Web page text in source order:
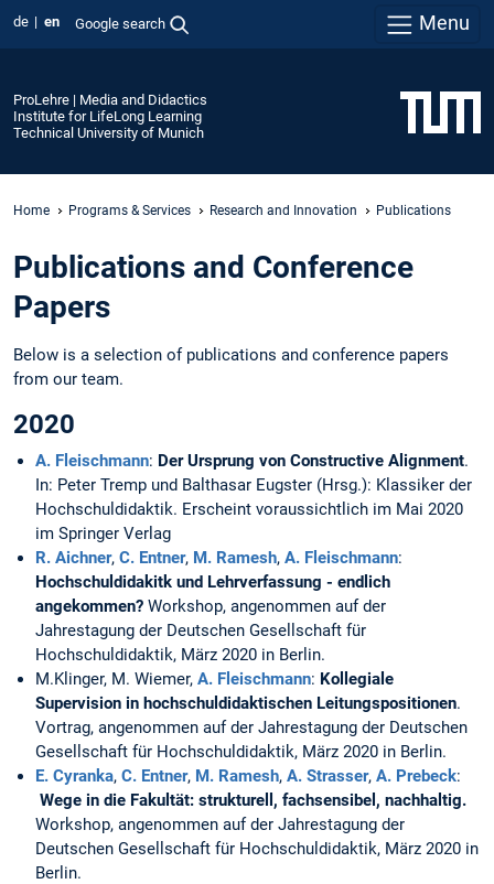
de en Google search Menu
ProLehre | Media and Didactics
Institute for LifeLong Learning
Technical University of Munich
Home Programs & Services Research and Innovation Publications
Publications and Conference
Papers
Below is a selection of publications and conference papers
from our team.
2020
A. Fleischmann: Der Ursprung von Constructive Alignment.
In: Peter Tremp und Balthasar Eugster (Hrsg.): Klassiker der
Hochschuldidaktik. Erscheint voraussichtlich im Mai 2020
im Springer Verlag
R. Aichner, C. Entner, M. Ramesh, A. Fleischmann:
Hochschuldidakitk und Lehrverfassung - endlich
angekommen? Workshop, angenommen auf der
Jahrestagung der Deutschen Gesellschaft für
Hochschuldidaktik, März 2020 in Berlin.
M.Klinger, M. Wiemer, A. Fleischmann: Kollegiale
Supervision in hochschuldidaktischen Leitungspositionen.
Vortrag, angenommen auf der Jahrestagung der Deutschen
Gesellschaft für Hochschuldidaktik, März 2020 in Berlin.
E. Cyranka, C. Entner, M. Ramesh, A. Strasser, A. Prebeck:
Wege in die Fakultät: strukturell, fachsensibel, nachhaltig.
Workshop, angenommen auf der Jahrestagung der
Deutschen Gesellschaft für Hochschuldidaktik, März 2020 in
Berlin.